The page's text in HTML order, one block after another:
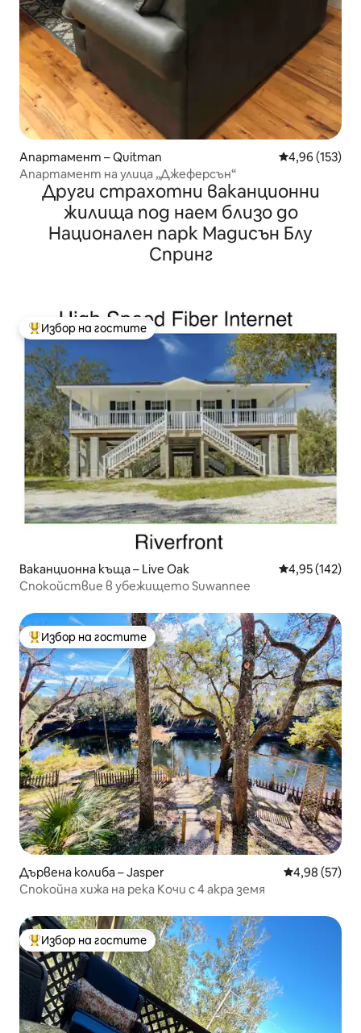
Апартамент – Quitman Средна
4,96 (153)
Апартамент на улица „Джеферсън“
Други страхотни ваканционни
жилища под наем близо до
Национален парк Мадисън Блу
Спринг
Най-популярен избор на гостите
Избор на гостите
Ваканционна къща – Live Oak Средна
4,95 (142)
Спокойствие в убежището Suwannee
Най-популярен избор на гостите
Избор на гостите
Дървена колиба – Jasper Средна
4,98 (57)
Спокойна хижа на река Кочи с 4 акра земя
Най-популярен избор на гостите
Избор на гостите